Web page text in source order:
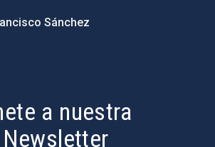
Sánchez
a nuestra
Newsletter